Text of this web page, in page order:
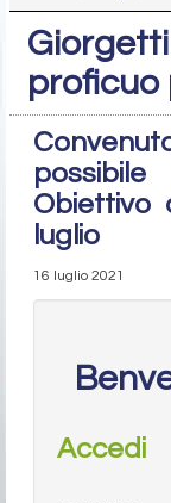
proficuo
Obiettivo
luglio
16 luglio 2021
Accedi